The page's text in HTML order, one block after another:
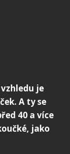
je
A ty se
40 a více
jako